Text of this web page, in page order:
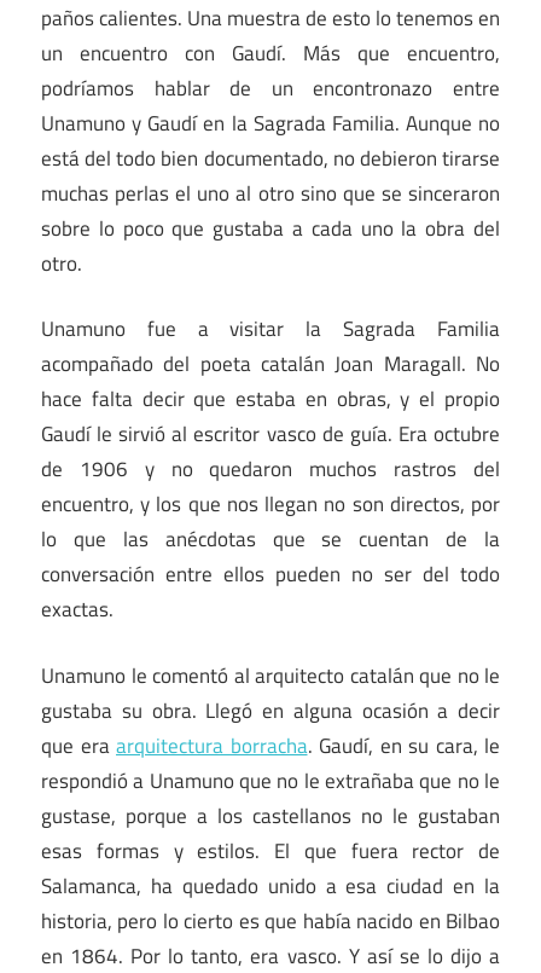
paños calientes. Una muestra de esto lo tenemos en
un encuentro con Gaudí. Más que encuentro,
podríamos hablar de un encontronazo entre
Unamuno y Gaudí en la Sagrada Familia. Aunque no
está del todo bien documentado, no debieron tirarse
muchas perlas el uno al otro sino que se sinceraron
sobre lo poco que gustaba a cada uno la obra del
otro.
Unamuno fue a visitar la Sagrada Familia
acompañado del poeta catalán Joan Maragall. No
hace falta decir que estaba en obras, y el propio
Gaudí le sirvió al escritor vasco de guía. Era octubre
de 1906 y no quedaron muchos rastros del
encuentro, y los que nos llegan no son directos, por
lo que las anécdotas que se cuentan de la
conversación entre ellos pueden no ser del todo
exactas.
Unamuno le comentó al arquitecto catalán que no le
gustaba su obra. Llegó en alguna ocasión a decir
que eraarquitectura borracha. Gaudí, en su cara, le
respondió a Unamuno que no le extrañaba que no le
gustase, porque a los castellanos no le gustaban
esas formas y estilos. El que fuera rector de
Salamanca, ha quedado unido a esa ciudad en la
historia, pero lo cierto es que había nacido en Bilbao
en 1864. Por lo tanto, era vasco. Y así se lo dijo a